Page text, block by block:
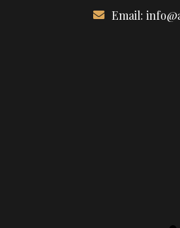
Email: